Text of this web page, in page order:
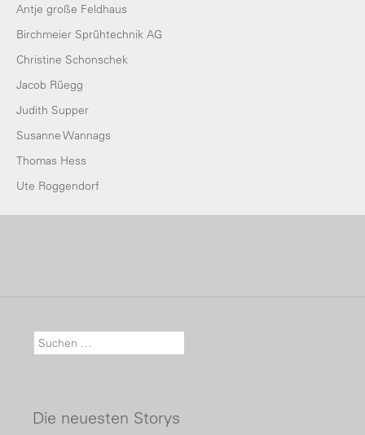
Antje große Feldhaus
Birchmeier Sprühtechnik AG
Christine Schonschek
Jacob Rüegg
Judith Supper
Susanne Wannags
Thomas Hess
Ute Roggendorf
Suche nach:
Die neuesten Storys